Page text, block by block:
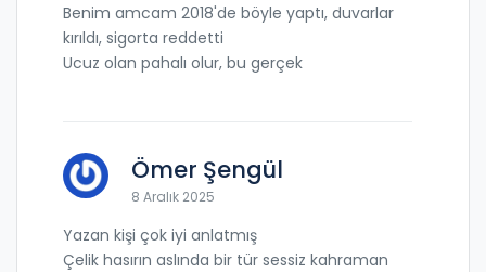
Benim amcam 2018'de böyle yaptı, duvarlar
kırıldı, sigorta reddetti
Ucuz olan pahalı olur, bu gerçek
Ömer Şengül
8 Aralık 2025
Yazan kişi çok iyi anlatmış
Çelik hasırın aslında bir tür sessiz kahraman